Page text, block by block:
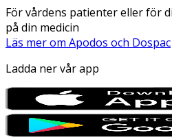
För vårdens patienter eller för
på din medicin
Läs mer om Apodos och Dospac
Ladda ner vår app